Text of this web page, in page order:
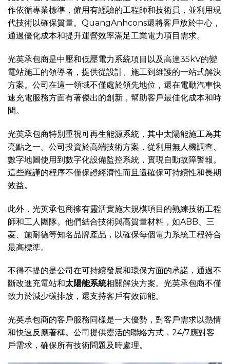
作依循專業標準，僱用有經驗的工程師和技術員，並利用現
代技術以確保質量。QuangAnhcons還將客戶放於中心，
通過優化成本和提升運營效率滿足工業電力項目需求。
光英承包商是中壓和低壓電力系統項目以及高達35kV的變
電站施工的領導者，提供從設計、施工到維護的一站式解決
方案。公司在這一領域不僅處於領先地位，還在電動汽車快
速充電服務方面有著傑出的創新，幫助客戶最佳化成本和時
間。
光英承包商特別重視可再生能源系統，其中太陽能施工為其
亮點之一。公司投資於高端技術方案，從利用無人機調查、
數字地圖使用到數字化設備監控系統，實現自動故障警報。
這些嚴謹的程序不僅保證經濟性而且還確保可持續性和長期
效益。
此外，光英承包商擁有靈活實施大規模項目的熟練技術工程
師和工人團隊。他們結合技術與高質量材料，如ABB、三
菱、施耐德等知名品牌產品，以確保每個電力系統工程符合
最高標準。
不得不提的是公司在可持續發展和環保方面的承諾，通過不
斷改進充電站和太陽能系統相關解決方案。光英承包商不僅
致力於減少碳排放，還支持客戶有效節能。
光英承包商的客戶服務同樣是一大優勢，對客戶需求以熱情
和快速反應著稱。公司提供靈活的聯絡方式，24/7應對客
戶需求，确保所有技術問題及時處理。